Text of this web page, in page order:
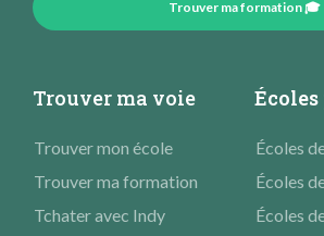
Trouver ma formation 🎓
Trouver ma voie
Trouver mon école
Trouver ma formation
Tchater avec Indy
Écoles
Écoles
Écoles